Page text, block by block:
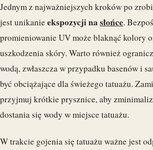
Jednym z najważniejszych kroków po
jest unikanieekspozycji na słońce.
promieniowanie UV może blaknąć kolory
uszkodzenia skóry. Warto również
wodą, zwłaszcza w przypadku basenów i
być obciążające dla świeżego tatuażu.
przyjmuj krótkie prysznice, aby
dostania się wody w miejsce tatuażu.
W trakcie gojenia się tatuażu ważne jest